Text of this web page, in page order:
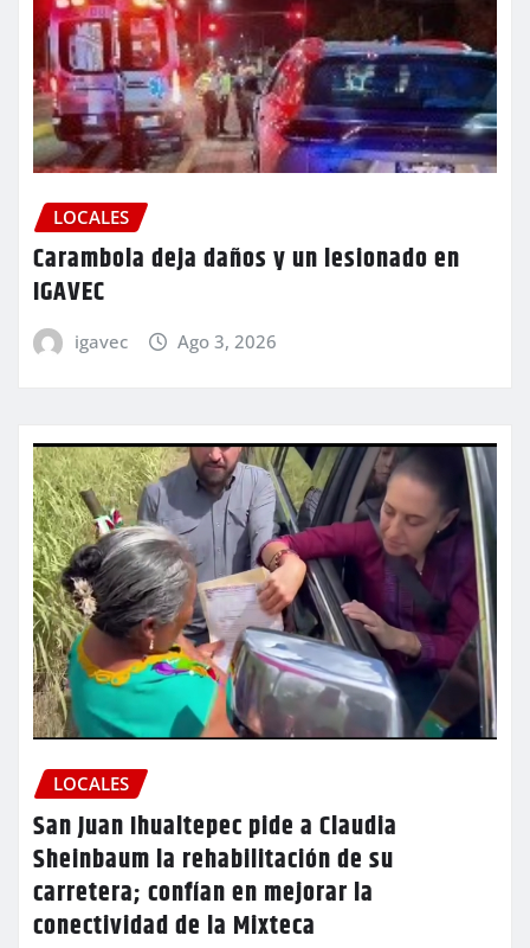
LOCALES
Carambola deja daños y un lesionado en
IGAVEC
igavec Ago 3, 2026
LOCALES
San Juan Ihualtepec pide a Claudia
Sheinbaum la rehabilitación de su
carretera; confían en mejorar la
conectividad de la Mixteca